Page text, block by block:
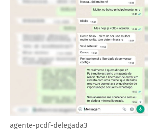
agente-pcdf-delegada3